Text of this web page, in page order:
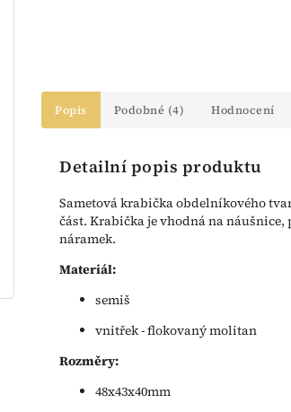
Popis Podobné (4) Hodnocení
Detailní popis produktu
Sametová krabička obdelníkového
část. Krabička je vhodná na
náramek.
Materiál:
semiš
vnitřek - flokovaný molitan
Rozměry:
48x43x40mm